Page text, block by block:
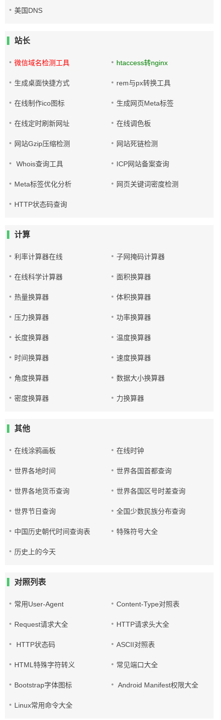
美国DNS
站长
微信域名检测工具 htaccess转nginx
生成桌面快捷方式 rem与px转换工具
在线制作ico图标 生成网页Meta标签
在线定时刷新网址 在线调色板
网站Gzip压缩检测 网站死链检测
Whois查询工具 ICP网站备案查询
Meta标签优化分析 网页关键词密度检测
HTTP状态码查询
计算
利率计算器在线 子网掩码计算器
在线科学计算器 面积换算器
热量换算器 体积换算器
压力换算器 功率换算器
长度换算器 温度换算器
时间换算器 速度换算器
角度换算器 数据大小换算器
密度换算器 力换算器
其他
在线涂鸦画板 在线时钟
世界各地时间 世界各国首都查询
世界各地货币查询 世界各国区号时差查询
世界节日查询 全国少数民族分布查询
中国历史朝代时间查询表 特殊符号大全
历史上的今天
对照列表
常用User-Agent Content-Type对照表
Request请求大全 HTTP请求头大全
HTTP状态码 ASCII对照表
HTML特殊字符转义 常见端口大全
Bootstrap字体图标 Android Manifest权限大全
Linux常用命令大全